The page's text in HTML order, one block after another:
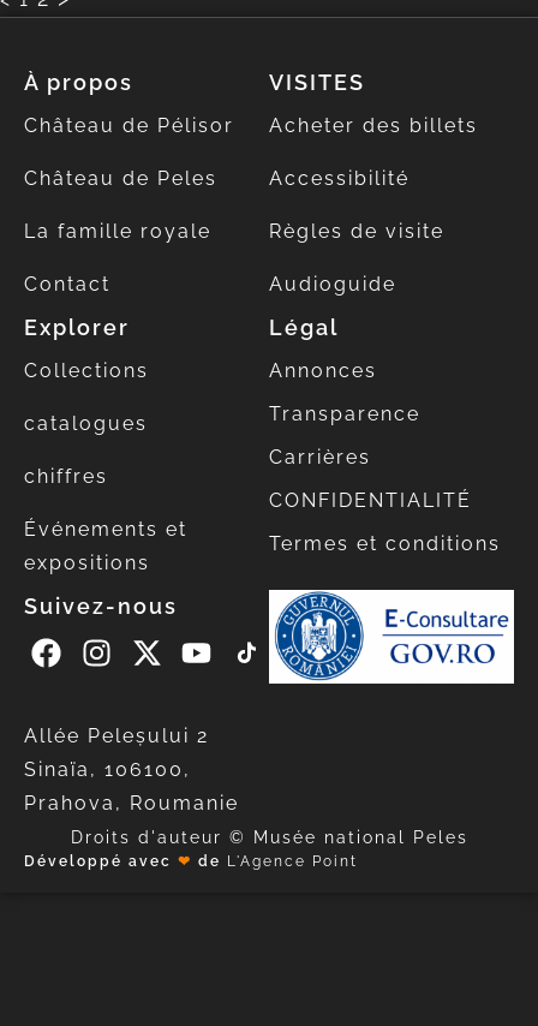
À propos
Château de Pélisor
Château de Peles
La famille royale
Contact
VISITES
Acheter des billets
Accessibilité
Règles de visite
Audioguide
Explorer
Collections
catalogues
chiffres
Événements et
expositions
Légal
Annonces
Transparence
Carrières
CONFIDENTIALITÉ
Termes et conditions
Suivez-nous
Allée Peleșului 2
Sinaïa, 106100,
Prahova, Roumanie
Droits d'auteur © Musée national Peles
Développé avec ❤ de L'Agence Point